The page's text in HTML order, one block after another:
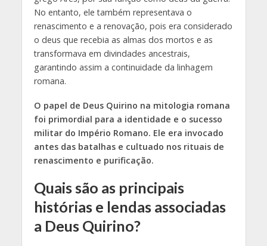
No entanto, ele também representava o
renascimento e a renovação, pois era considerado
o deus que recebia as almas dos mortos e as
transformava em divindades ancestrais,
garantindo assim a continuidade da linhagem
romana.
O papel de Deus Quirino na mitologia romana
foi primordial para a identidade e o sucesso
militar do Império Romano. Ele era invocado
antes das batalhas e cultuado nos rituais de
renascimento e purificação.
Quais são as principais
histórias e lendas associadas
a Deus Quirino?